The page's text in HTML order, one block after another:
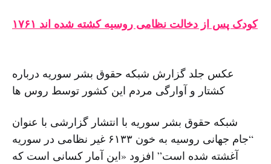
۱۷۶۱ کودک پس از دخالت نظامی روسیه کشته شده اند
عکس جلد گزارش شبکه حقوق بشر سوریه درباره
کشتار و آوارگی مردم این کشور توسط روس ها
شبکه حقوق بشر سوریه با انتشار گزارشی با عنوان
“جام جهانی روسیه به خون ۶۱۳۳ غیر نظامی در سوریه
آغشته شده است” افزود «این آمار کسانی است که